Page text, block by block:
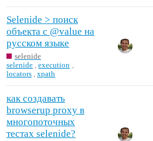
Selenide > поиск
объекта с @value на
русском языке
selenide
selenide ,execution
locators ,xpath
как создавать
browserup proxy в
многопоточных
тестах selenide?